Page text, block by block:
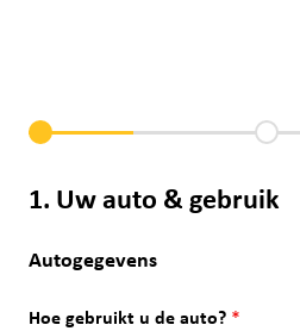
1. Uw auto & gebruik
Autogegevens
Hoe gebruikt u de auto?